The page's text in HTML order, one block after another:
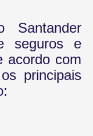
Santander
seguros e
acordo com
principais